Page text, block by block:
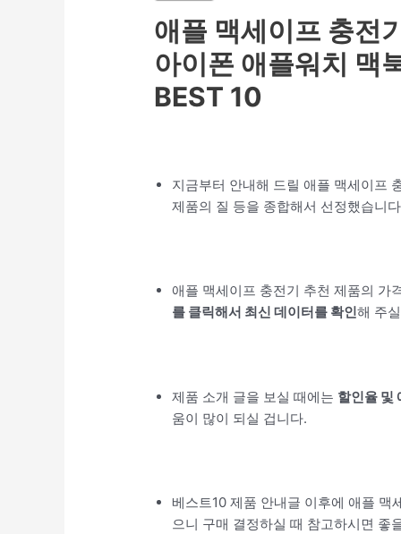
애플 맥세이프 충전
아이폰 애플워치 맥
BEST 10
지금부터 안내해 드릴 애플 맥세이프
제품의 질 등을 종합해서 선정했습니
애플 맥세이프 충전기 추천 제품의
를 클릭해서 최신 데이터를 확인해 주
제품 소개 글을 보실 때에는 할인율 및
움이 많이 되실 겁니다.
베스트10 제품 안내글 이후에 애플
으니 구매 결정하실 때 참고하시면 좋